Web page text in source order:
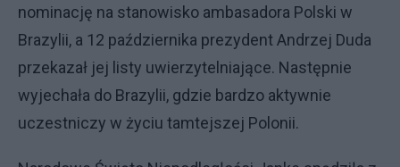
nominację na stanowisko ambasadora Polski w
Brazylii, a 12 października prezydent Andrzej Duda
przekazał jej listy uwierzytelniające. Następnie
wyjechała do Brazylii, gdzie bardzo aktywnie
uczestniczy w życiu tamtejszej Polonii.